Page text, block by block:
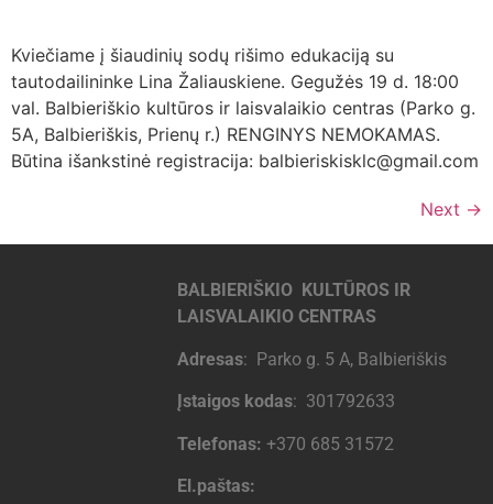
Kviečiame į šiaudinių sodų rišimo edukaciją su
tautodailininke Lina Žaliauskiene. Gegužės 19 d. 18:00
val. Balbieriškio kultūros ir laisvalaikio centras (Parko g.
5A, Balbieriškis, Prienų r.) RENGINYS NEMOKAMAS.
Būtina išankstinė registracija: balbieriskisklc@gmail.com
Next →
BALBIERIŠKIO KULTŪROS IR
LAISVALAIKIO CENTRAS
Adresas: Parko g. 5 A, Balbieriškis
Įstaigos kodas: 301792633
Telefonas: +370 685 31572
El.paštas: